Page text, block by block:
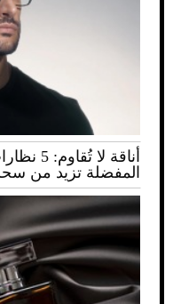
أناقة
المفضلة تزيد من